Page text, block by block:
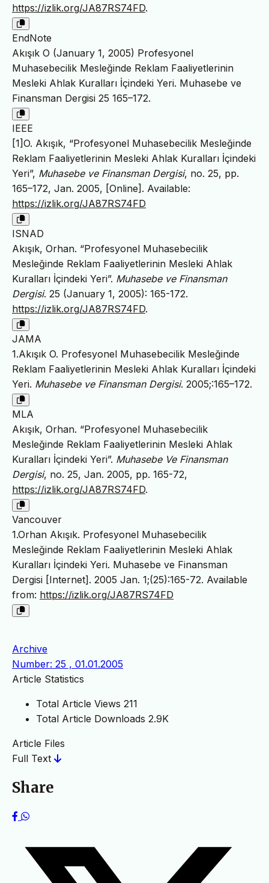
https://izlik.org/JA87RS74FD.
EndNote
Akışık O (January 1, 2005) Profesyonel
Muhasebecilik Mesleğinde Reklam Faaliyetlerinin
Mesleki Ahlak Kuralları İçindeki Yeri. Muhasebe ve
Finansman Dergisi 25 165–172.
IEEE
[1]O. Akışık, “Profesyonel Muhasebecilik Mesleğinde
Reklam Faaliyetlerinin Mesleki Ahlak Kuralları İçindeki
Yeri”, Muhasebe ve Finansman Dergisi, no. 25, pp.
165–172, Jan. 2005, [Online]. Available:
https://izlik.org/JA87RS74FD
ISNAD
Akışık, Orhan. “Profesyonel Muhasebecilik
Mesleğinde Reklam Faaliyetlerinin Mesleki Ahlak
Kuralları İçindeki Yeri”. Muhasebe ve Finansman
Dergisi. 25 (January 1, 2005): 165-172.
https://izlik.org/JA87RS74FD.
JAMA
1.Akışık O. Profesyonel Muhasebecilik Mesleğinde
Reklam Faaliyetlerinin Mesleki Ahlak Kuralları İçindeki
Yeri. Muhasebe ve Finansman Dergisi. 2005;:165–172.
MLA
Akışık, Orhan. “Profesyonel Muhasebecilik
Mesleğinde Reklam Faaliyetlerinin Mesleki Ahlak
Kuralları İçindeki Yeri”. Muhasebe Ve Finansman
Dergisi, no. 25, Jan. 2005, pp. 165-72,
https://izlik.org/JA87RS74FD.
Vancouver
1.Orhan Akışık. Profesyonel Muhasebecilik
Mesleğinde Reklam Faaliyetlerinin Mesleki Ahlak
Kuralları İçindeki Yeri. Muhasebe ve Finansman
Dergisi [Internet]. 2005 Jan. 1;(25):165-72. Available
from: https://izlik.org/JA87RS74FD
Archive
Number: 25 , 01.01.2005
Article Statistics
Total Article Views 211
Total Article Downloads 2.9K
Article Files
Full Text
Share